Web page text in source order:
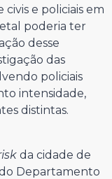
e policiais em
poderia ter
desse
das
policiais
intensidade,
distintas.
da cidade de
Departamento